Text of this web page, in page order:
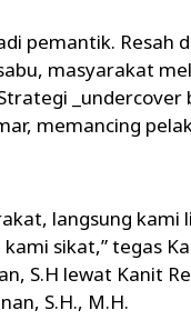
pemantik. Resah
masyarakat
_undercover
memancing
langsung kami
sikat,” tegas
S.H lewat Kanit
S.H., M.H.